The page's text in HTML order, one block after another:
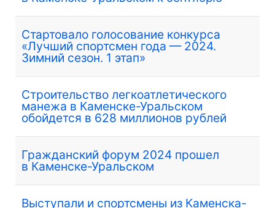
Стартовало голосование конкурса
«Лучший спортсмен года — 2024.
Зимний сезон. 1 этап»
Строительство легкоатлетического
манежа в Каменске-Уральском
обойдется в 628 миллионов рублей
Гражданский форум 2024 прошел
в Каменске-Уральском
Выступали и спортсмены из Каменска-